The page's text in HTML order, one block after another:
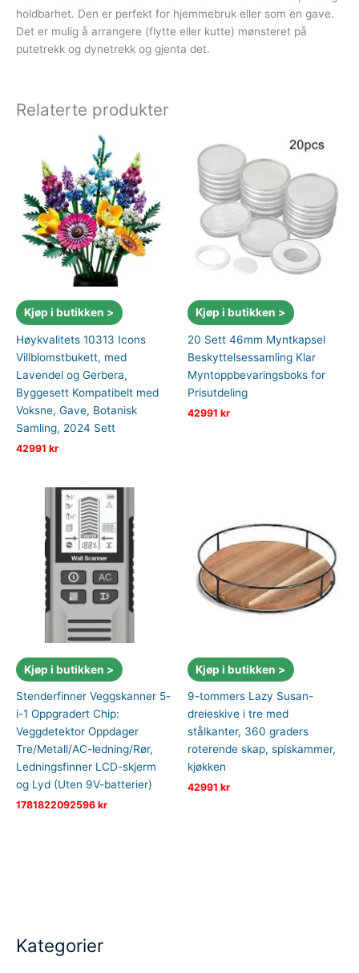
holdbarhet. Den er perfekt for hjemmebruk eller som en gave.
Det er mulig å arrangere (flytte eller kutte) mønsteret på
putetrekk og dynetrekk og gjenta det.
Relaterte produkter
Kjøp i butikken >
Høykvalitets 10313 Icons
Villblomstbukett, med
Lavendel og Gerbera,
Byggesett Kompatibelt med
Voksne, Gave, Botanisk
Samling, 2024 Sett
42991 kr
Kjøp i butikken >
20 Sett 46mm Myntkapsel
Beskyttelsessamling Klar
Myntoppbevaringsboks for
Prisutdeling
42991 kr
Kjøp i butikken >
Stenderfinner Veggskanner 5-
i-1 Oppgradert Chip:
Veggdetektor Oppdager
Tre/Metall/AC-ledning/Rør,
Ledningsfinner LCD-skjerm
og Lyd (Uten 9V-batterier)
1781822092596 kr
Kjøp i butikken >
9-tommers Lazy Susan-
dreieskive i tre med
stålkanter, 360 graders
roterende skap, spiskammer,
kjøkken
42991 kr
Kategorier